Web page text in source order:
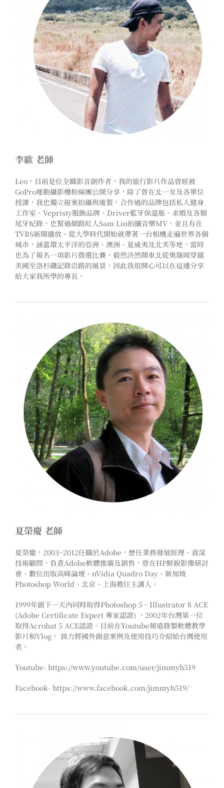
李歐 老師
Leo，目前是位全職影音創作者，我的旅行影片作品曾經被
GoPro運動攝影機粉絲團公開分享，除了曾在北一女及各單位
授課，我也獨立接案拍攝與後製，合作過的品牌包括私人健身
工作室、Vepristy服飾品牌、Driver藍牙保溫瓶、求婚及各類
尾牙紀錄，也幫過網路紅人Sam Lin拍攝音樂MV，並且有在
TVBS新聞播放。從大學時代開始就帶著一台相機走遍世界各個
城市，涵蓋環太平洋的亞洲、澳洲、夏威夷及北美等地，當時
也為了報名一項影片徵選比賽，毅然決然開車北從奧瑞岡穿越
美國至洛杉磯記錄沿路的風景，因此我很開心可以在這邊分享
給大家我所學的專長。
夏榮慶 老師
夏榮慶，2003~2012任職於Adobe，歷任業務發展經理、資深
技術顧問，負責Adobe軟體推廣及銷售，曾在HP鮮銳影像研討
會、數位出版高峰論壇、nVidia Quadro Day、新加坡
Photoshop World、北京、上海擔任主講人。
1999年創下一天內同時取得Photoshop 5、Illustrator 8 ACE
(Adobe Certificate Expert 專家認證) ，2002年台灣第一位
取得Acrobat 5 ACE認證。目前在Youtube頻道錄製軟體教學
影片和Vlog， 致力將國外創意案例及使用技巧介紹給台灣使用
者。
Youtube- https://www.youtube.com/user/jimmyh519
Facebook- https://www.facebook.com/jimmyh519/